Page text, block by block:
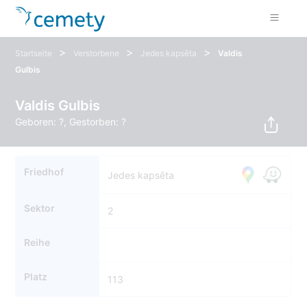
Startseite > Verstorbene > Jedes kapsēta >
Valdis
Gulbis
Valdis Gulbis
Geboren: ?, Gestorben: ?
Friedhof Jedes kapsēta
Sektor 2
Reihe
Platz 113